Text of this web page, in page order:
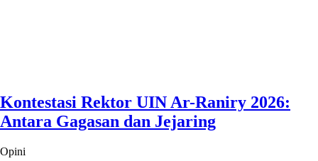
Kontestasi Rektor UIN Ar-Raniry 2026:
Antara Gagasan dan Jejaring
Opini